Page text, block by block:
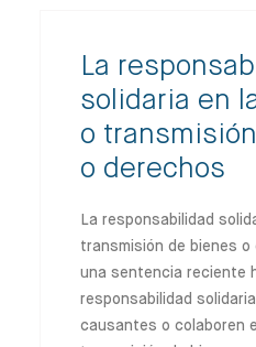
La
solidaria en
o
o derechos
La responsabilidad
transmisión de bienes o
una sentencia reciente
responsabilidad
causantes o colaboren